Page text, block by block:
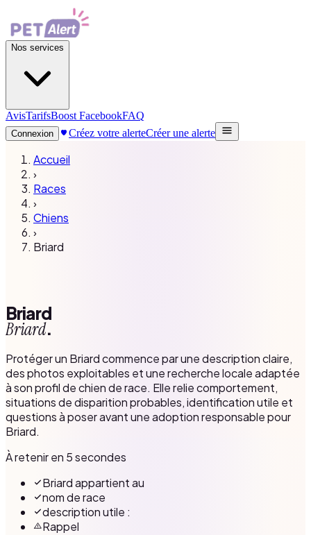
Nos services
AvisTarifsBoost FacebookFAQ
Connexion Créez votre alerteCréer une alerte
Accueil
›
Races
›
Chiens
›
Briard
Briard
Briard.
Protéger un Briard commence par une description claire,
des photos exploitables et une recherche locale adaptée
à son profil de chien de race. Elle relie comportement,
situations de disparition probables, identification utile et
questions à poser avant une adoption responsable pour
Briard.
À retenir en 5 secondes
Briard appartient au
nom de race
description utile :
Rappel